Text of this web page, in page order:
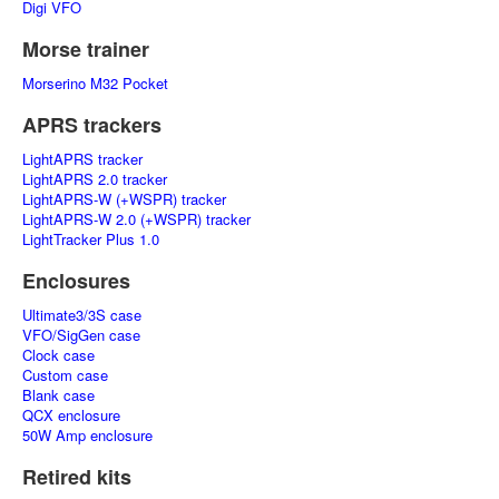
Digi VFO
Morse trainer
Morserino M32 Pocket
APRS trackers
LightAPRS tracker
LightAPRS 2.0 tracker
LightAPRS-W (+WSPR) tracker
LightAPRS-W 2.0 (+WSPR) tracker
LightTracker Plus 1.0
Enclosures
Ultimate3/3S case
VFO/SigGen case
Clock case
Custom case
Blank case
QCX enclosure
50W Amp enclosure
Retired kits